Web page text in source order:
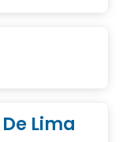
Lima